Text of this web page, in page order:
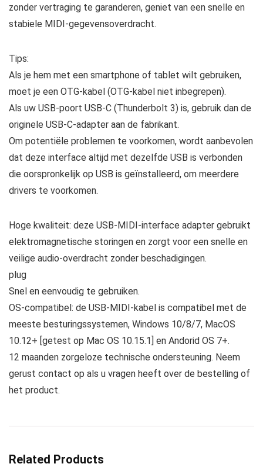
zonder vertraging te garanderen, geniet van een snelle en
stabiele MIDI-gegevensoverdracht.
Tips:
Als je hem met een smartphone of tablet wilt gebruiken,
moet je een OTG-kabel (OTG-kabel niet inbegrepen).
Als uw USB-poort USB-C (Thunderbolt 3) is, gebruik dan de
originele USB-C-adapter aan de fabrikant.
Om potentiële problemen te voorkomen, wordt aanbevolen
dat deze interface altijd met dezelfde USB is verbonden
die oorspronkelijk op USB is geïnstalleerd, om meerdere
drivers te voorkomen.
Hoge kwaliteit: deze USB-MIDI-interface adapter gebruikt
elektromagnetische storingen en zorgt voor een snelle en
veilige audio-overdracht zonder beschadigingen.
plug
Snel en eenvoudig te gebruiken.
OS-compatibel: de USB-MIDI-kabel is compatibel met de
meeste besturingssystemen, Windows 10/8/7, MacOS
10.12+ [getest op Mac OS 10.15.1] en Andorid OS 7+.
12 maanden zorgeloze technische ondersteuning. Neem
gerust contact op als u vragen heeft over de bestelling of
het product.
Related Products